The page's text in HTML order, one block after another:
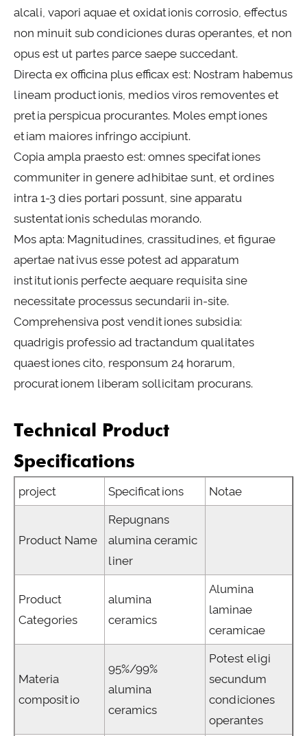
alcali, vapori aquae et oxidationis corrosio, effectus
non minuit sub condiciones duras operantes, et non
opus est ut partes parce saepe succedant.
Directa ex officina plus efficax est: Nostram habemus
lineam productionis, medios viros removentes et
pretia perspicua procurantes. Moles emptiones
etiam maiores infringo accipiunt.
Copia ampla praesto est: omnes specifationes
communiter in genere adhibitae sunt, et ordines
intra 1-3 dies portari possunt, sine apparatu
sustentationis schedulas morando.
Mos apta: Magnitudines, crassitudines, et figurae
apertae nativus esse potest ad apparatum
institutionis perfecte aequare requisita sine
necessitate processus secundarii in-site.
Comprehensiva post venditiones subsidia:
quadrigis professio ad tractandum qualitates
quaestiones cito, responsum 24 horarum,
procurationem liberam sollicitam procurans.
Technical Product
Specifications
project Specifications Notae
Product Name
Repugnans
alumina ceramic
liner
Product
Categories
alumina
ceramics
Alumina
laminae
ceramicae
Materia
compositio
95%/99%
alumina
ceramics
Potest eligi
secundum
condiciones
operantes